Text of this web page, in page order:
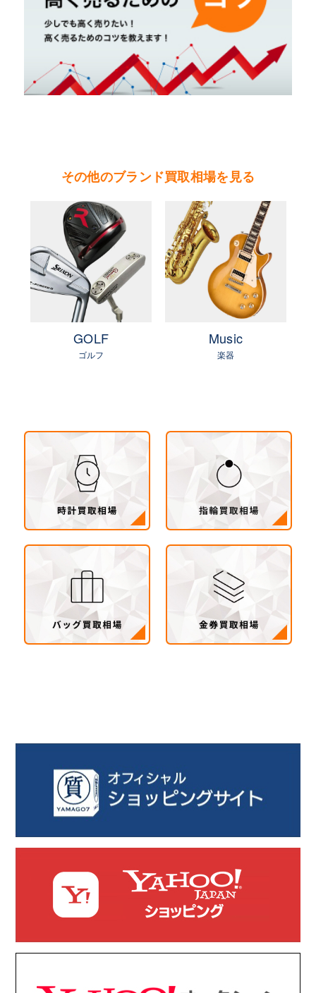
１９８７年モエヘネシー社との合併によりＬＶＭ
Ｈモエヘネシー・ルイヴィトングループが設立さ
れる。ＬＶＭＨグループは現在６０以上の高級有
名ブランドを傘下に収めた世界最大級のブランド
グループを形成している。
茨城県 県央地区（水戸市・ひたちなか市・茨城
町・小美玉市・笠間市・東海村・大洗町・城里
茨城県 県北地区（北茨城市・高萩市・常陸太田
市・大子町・日立市・常陸大宮市）
茨城県 鹿行地区（鉾田市・行方市・鹿嶋市・石
岡市・潮来市・神栖市）
茨城県 県南地区（石岡市・かすみがうら市・土
浦市・つくば市・阿見町・美浦町・稲敷市・牛久
総市・坂東市・結城市・古川市・境町・五霞町）
その他のブランド買取相場を見る
GOLF
ゴルフ
Music
楽器